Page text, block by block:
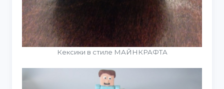
Кексики в стиле МАЙНКРАФТА